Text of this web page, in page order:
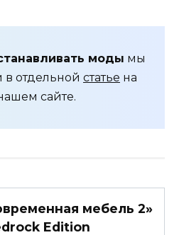
моды мы
в отдельной статье на
сайте.
мебель 2»
Edition